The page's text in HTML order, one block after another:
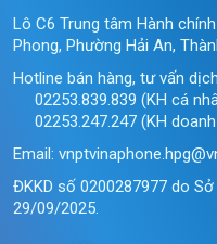
Lô C6 Trung tâm Hành
Phong, Phường Hải An,
Hotline bán hàng, tư vấn
02253.839.839 (KH cá
02253.247.247 (KH
Email:
ĐKKD số 0200287977 do
29/09/2025.